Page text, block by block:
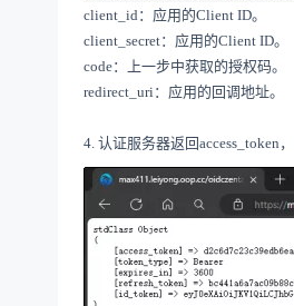
client_id：应用的Client ID。
client_secret：应用的Client ID。
code：上一步中获取的授权码。
redirect_uri：应用的回调地址。
4. 认证服务器返回access_token